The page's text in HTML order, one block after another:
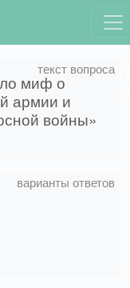
миф о
армии и
войны»